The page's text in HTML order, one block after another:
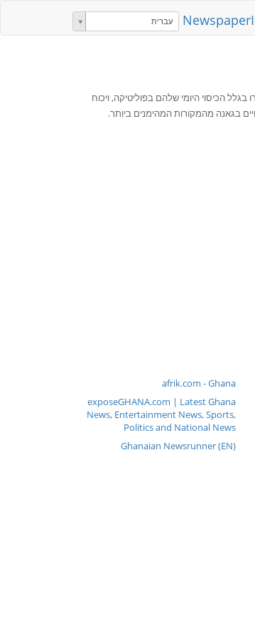
עברית
הכיסוי היומי שלהם בפוליטיקה, ויכוח
בגאנה מהמקורות המהימנים ביותר.
afrik.com - Ghana
exposeGHANA.com | Latest Ghana
News, Entertainment News, Sports,
Politics and National News
Ghanaian Newsrunner (EN)